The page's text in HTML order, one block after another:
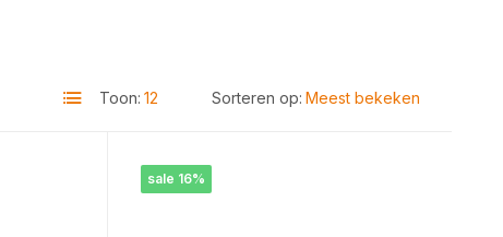
Toon: Sorteren op:
sale 16%